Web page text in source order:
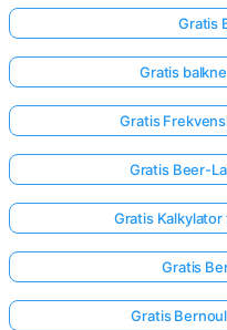
Inga
frågor
Ställ
din
första
fråga
Gratis
Gratis
Gratis
Gratis Beer-
Gratis
Gratis
Gratis